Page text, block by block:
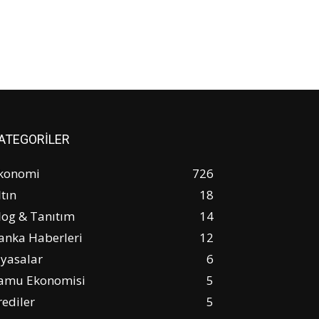
726
18
& Tanıtım
14
Haberleri
12
6
Ekonomisi
5
5